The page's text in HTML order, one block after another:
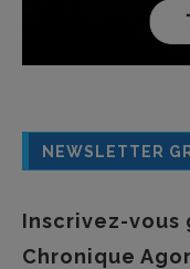
NEWSLETTER
Inscrivez-vous
Chronique